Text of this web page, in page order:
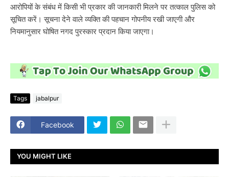
आरोपियों के संबंध में किसी भी प्रकार की जानकारी मिलने पर तत्काल पुलिस को
सूचित करें। सूचना देने वाले व्यक्ति की पहचान गोपनीय रखी जाएगी और
नियमानुसार घोषित नगद पुरस्कार प्रदान किया जाएगा।
Tags jabalpur
Facebook
YOU MIGHT LIKE